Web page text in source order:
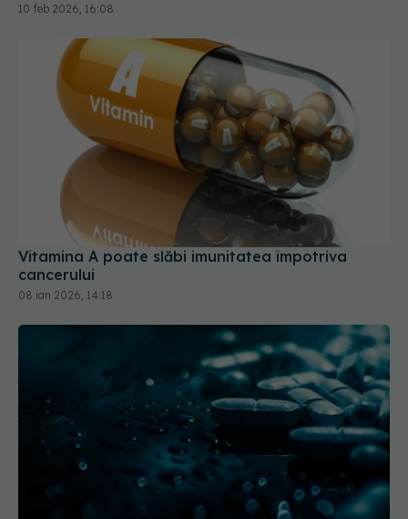
10 feb 2026, 16:08
Vitamina A poate slăbi imunitatea împotriva
cancerului
08 ian 2026, 14:18